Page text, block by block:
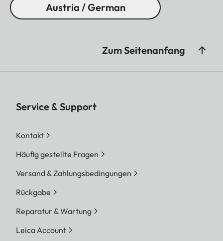
Austria / German
Zum Seitenanfang
Service & Support
Kontakt
Häufig gestellte Fragen
Versand & Zahlungsbedingungen
Rückgabe
Reparatur & Wartung
Leica Account